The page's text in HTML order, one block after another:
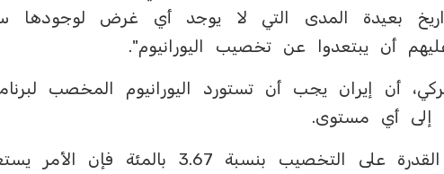
بعيدة المدى التي لا يوجد أي غرض لوجودها
أن يبتعدوا عن تخصيب اليورانيوم".
أن إيران يجب أن تستورد اليورانيوم المخصب
إلى أي مستوى.
وتابع: "إذا كانت لديكم القدرة على التخصيب بنسبة 3.67 بالمئة فإن